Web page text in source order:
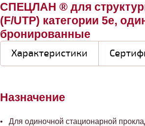
СПЕЦЛАН ® для
(F/UTP) категории 5e,
бронированные
Характеристики
Назначение
Для одиночной стационарной